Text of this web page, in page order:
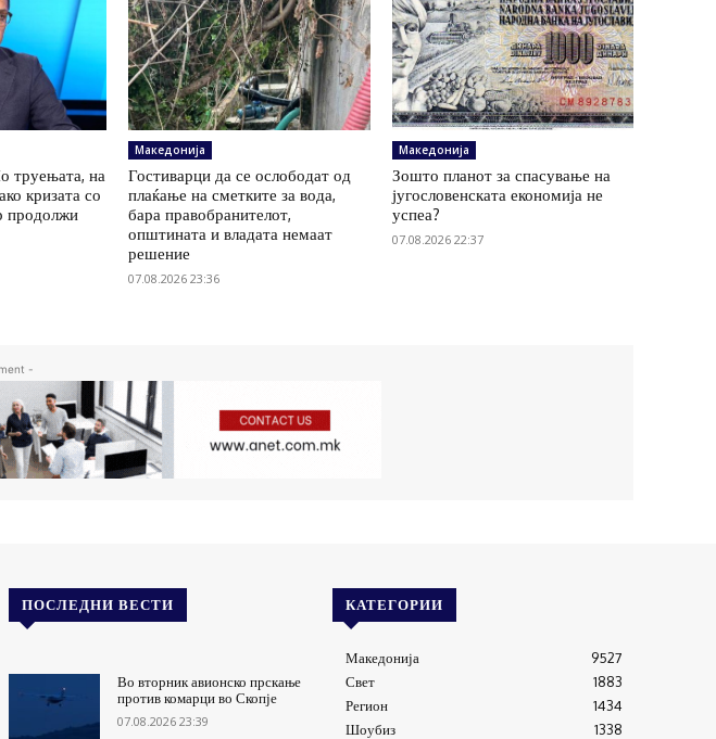
труењата, на
кризата со
продолжи
Македонија
Гостиварци да се ослободат од
плаќање на сметките за вода,
бара правобранителот,
општината и владата немаат
решение
07.08.2026 23:36
Македонија
Зошто планот за спасување на
југословенската економија не
успеа?
07.08.2026 22:37
-
ПОСЛЕДНИ ВЕСТИ
Во вторник авионско прскање
против комарци во Скопје
07.08.2026 23:39
КАТЕГОРИИ
Македонија
9527
Свет
1883
Регион
1434
Шоубиз
1338